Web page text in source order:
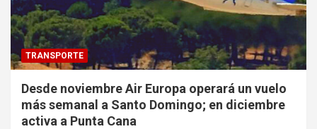
TRANSPORTE
Desde noviembre Air Europa operará un vuelo
más semanal a Santo Domingo; en diciembre
activa a Punta Cana